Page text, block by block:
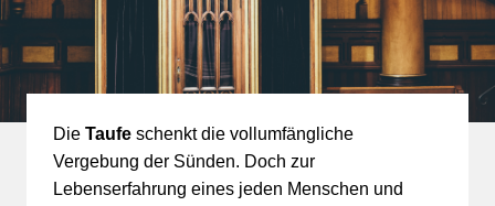
Die Taufe schenkt die vollumfängliche
Vergebung der Sünden. Doch zur
Lebenserfahrung eines jeden Menschen und